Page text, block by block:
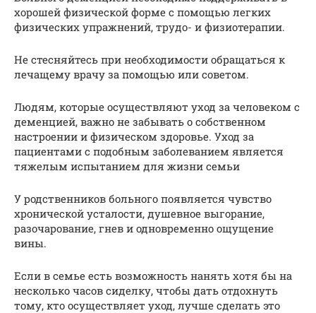
хорошей физической форме с помощью легких
физических упражнений, трудо- и физиотерапии.
Не стесняйтесь при необходимости обращаться к
лечащему врачу за помощью или советом.
Людям, которые осуществляют уход за человеком с
деменцией, важно не забывать о собственном
настроении и физическом здоровье. Уход за
пациентами с подобным заболеванием является
тяжелым испытанием для жизни семьи
У родственников больного появляется чувство
хронической усталости, душевное выгорание,
разочарование, гнев и одновременно ощущение
вины.
Если в семье есть возможность нанять хотя бы на
несколько часов сиделку, чтобы дать отдохнуть
тому, кто осуществляет уход, лучше сделать это